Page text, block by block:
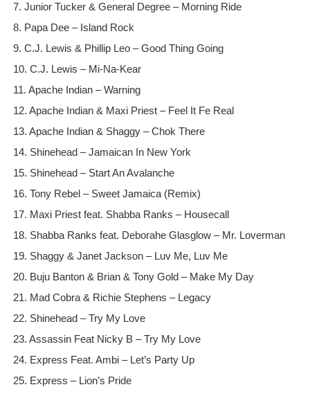
7. Junior Tucker & General Degree – Morning Ride
8. Papa Dee – Island Rock
9. C.J. Lewis & Phillip Leo – Good Thing Going
10. C.J. Lewis – Mi-Na-Kear
11. Apache Indian – Warning
12. Apache Indian & Maxi Priest – Feel It Fe Real
13. Apache Indian & Shaggy – Chok There
14. Shinehead – Jamaican In New York
15. Shinehead – Start An Avalanche
16. Tony Rebel – Sweet Jamaica (Remix)
17. Maxi Priest feat. Shabba Ranks – Housecall
18. Shabba Ranks feat. Deborahe Glasglow – Mr. Loverman
19. Shaggy & Janet Jackson – Luv Me, Luv Me
20. Buju Banton & Brian & Tony Gold – Make My Day
21. Mad Cobra & Richie Stephens – Legacy
22. Shinehead – Try My Love
23. Assassin Feat Nicky B – Try My Love
24. Express Feat. Ambi – Let’s Party Up
25. Express – Lion’s Pride